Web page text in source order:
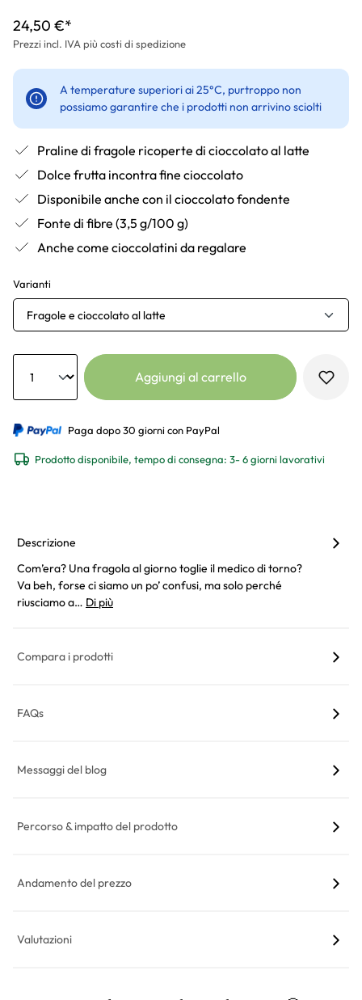
24,50 €*
Prezzi incl. IVA più costi di spedizione
A temperature superiori ai 25°C, purtroppo non
possiamo garantire che i prodotti non arrivino sciolti
Praline di fragole ricoperte di cioccolato al latte
Dolce frutta incontra fine cioccolato
Disponibile anche con il cioccolato fondente
Fonte di fibre (3,5 g/100 g)
Anche come cioccolatini da regalare
Varianti
Fragole e cioccolato al latte
Anzahl
Aggiungi al carrello
Paga dopo 30 giorni con PayPal
Prodotto disponibile, tempo di consegna: 3- 6 giorni lavorativi
Descrizione
Com’era? Una fragola al giorno toglie il medico di torno?
Va beh, forse ci siamo un po’ confusi, ma solo perché
riusciamo a… Di più
Compara i prodotti
FAQs
Messaggi del blog
Percorso & impatto del prodotto
Andamento del prezzo
Valutazioni